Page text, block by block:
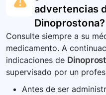
advertencias
Dinoprostona?
Consulte siempre a su
medicamento. A
indicaciones de
supervisado por un
Antes de ser